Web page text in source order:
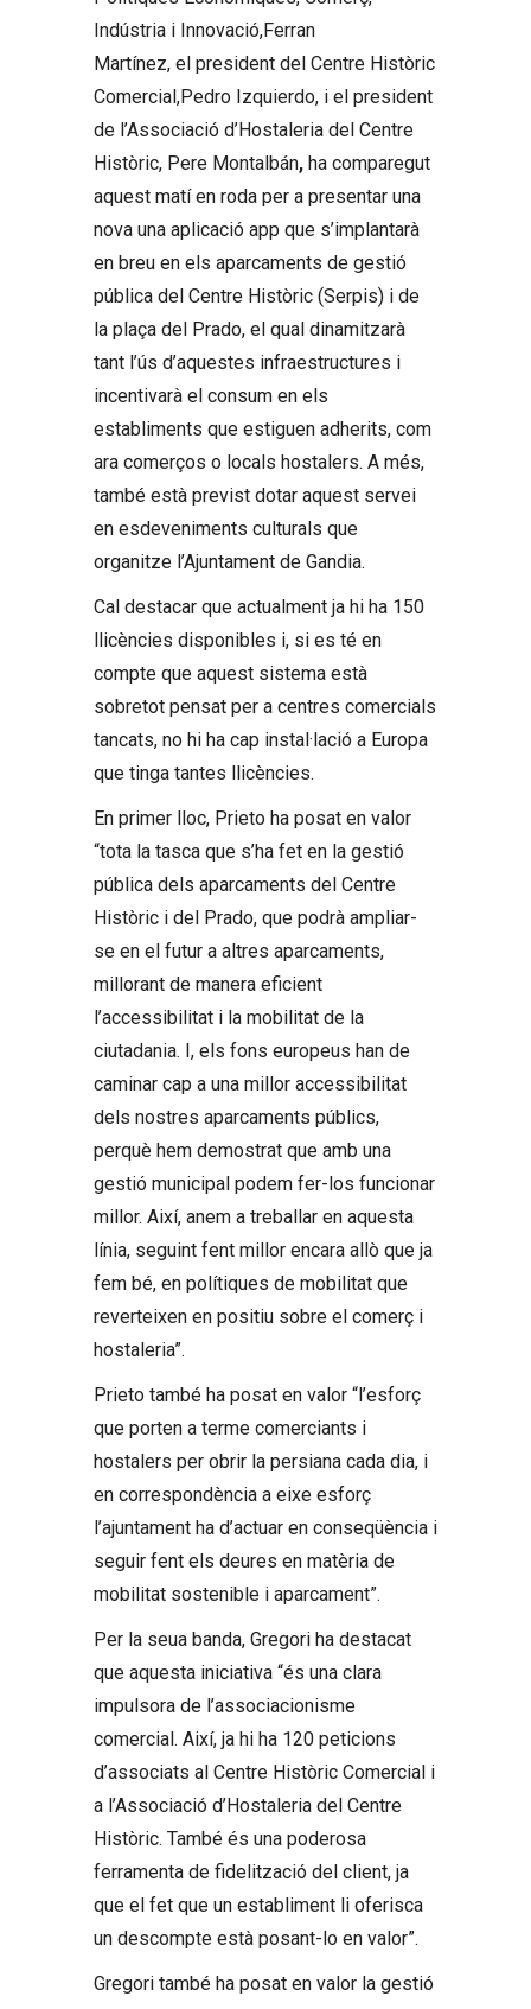
Indústria i Innovació,Ferran
Martínez, el president del Centre Històric
Comercial,Pedro Izquierdo, i el president
de l’Associació d’Hostaleria del Centre
Històric, Pere Montalbán, ha comparegut
aquest matí en roda per a presentar una
nova una aplicació app que s’implantarà
en breu en els aparcaments de gestió
pública del Centre Històric (Serpis) i de
la plaça del Prado, el qual dinamitzarà
tant l’ús d’aquestes infraestructures i
incentivarà el consum en els
establiments que estiguen adherits, com
ara comerços o locals hostalers. A més,
també està previst dotar aquest servei
en esdeveniments culturals que
organitze l’Ajuntament de Gandia.
Cal destacar que actualment ja hi ha 150
llicències disponibles i, si es té en
compte que aquest sistema està
sobretot pensat per a centres comercials
tancats, no hi ha cap instal·lació a Europa
que tinga tantes llicències.
En primer lloc, Prieto ha posat en valor
“tota la tasca que s’ha fet en la gestió
pública dels aparcaments del Centre
Històric i del Prado, que podrà ampliar-
se en el futur a altres aparcaments,
millorant de manera eficient
l’accessibilitat i la mobilitat de la
ciutadania. I, els fons europeus han de
caminar cap a una millor accessibilitat
dels nostres aparcaments públics,
perquè hem demostrat que amb una
gestió municipal podem fer-los funcionar
millor. Així, anem a treballar en aquesta
línia, seguint fent millor encara allò que ja
fem bé, en polítiques de mobilitat que
reverteixen en positiu sobre el comerç i
hostaleria”.
Prieto també ha posat en valor “l’esforç
que porten a terme comerciants i
hostalers per obrir la persiana cada dia, i
en correspondència a eixe esforç
l’ajuntament ha d’actuar en conseqüència i
seguir fent els deures en matèria de
mobilitat sostenible i aparcament”.
Per la seua banda, Gregori ha destacat
que aquesta iniciativa “és una clara
impulsora de l’associacionisme
comercial. Així, ja hi ha 120 peticions
d’associats al Centre Històric Comercial i
a l’Associació d’Hostaleria del Centre
Històric. També és una poderosa
ferramenta de fidelització del client, ja
que el fet que un establiment li oferisca
un descompte està posant-lo en valor”.
Gregori també ha posat en valor la gestió